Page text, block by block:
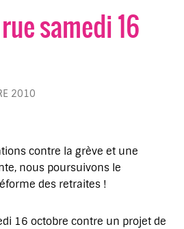
samedi 16
2010
contre la grève et une
nous poursuivons le
des retraites !
16 octobre contre un projet de